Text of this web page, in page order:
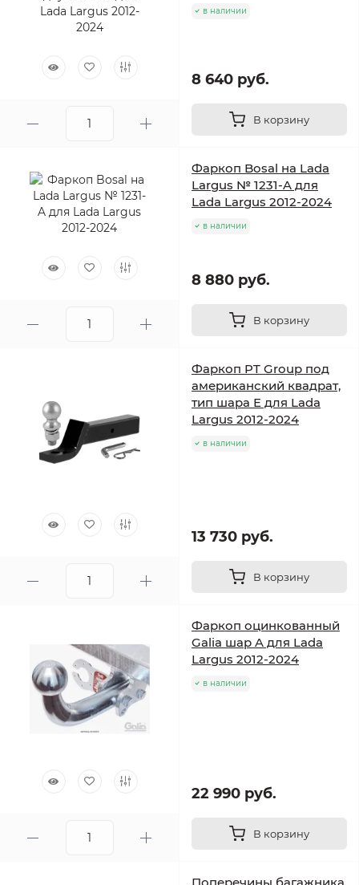
в наличии
8 640 руб.
В корзину
Фаркоп Bosal на Lada
Largus № 1231-A для
Lada Largus 2012-2024
в наличии
8 880 руб.
В корзину
Фаркоп PT Group под
американский квадрат,
тип шара E для Lada
Largus 2012-2024
в наличии
13 730 руб.
В корзину
Фаркоп оцинкованный
Galia шар A для Lada
Largus 2012-2024
в наличии
22 990 руб.
В корзину
Поперечины багажника